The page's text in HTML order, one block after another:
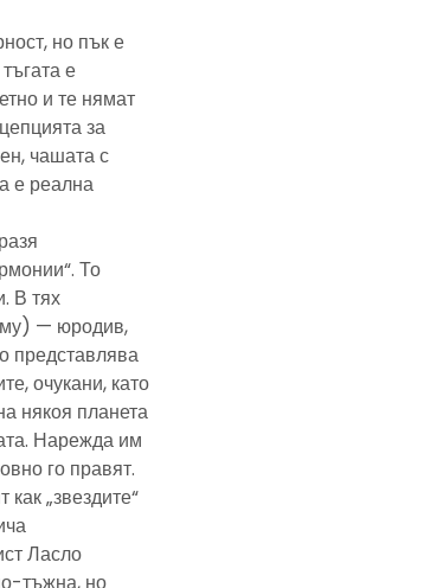
но пък е
е
и те нямат
за
чашата с
е реална
То
В тях
— юродив,
представлява
очукани, като
някоя планета
Нарежда им
го правят.
„звездите“
Ласло